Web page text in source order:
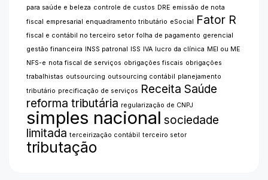
para saúde e beleza controle de custos DRE emissão de nota
fiscal
empresarial enquadramento tributário eSocial Fator R
fiscal e contábil no terceiro setor folha de pagamento gerencial
gestão financeira
INSS patronal ISS IVA lucro da clínica MEI ou ME
NFS-e nota fiscal de serviços obrigações fiscais obrigações
trabalhistas outsourcing outsourcing contábil
planejamento
tributário precificação de serviços Receita Saúde
reforma tributária regularização de CNPJ
simples nacional sociedade
limitada terceirização contábil terceiro setor
tributação